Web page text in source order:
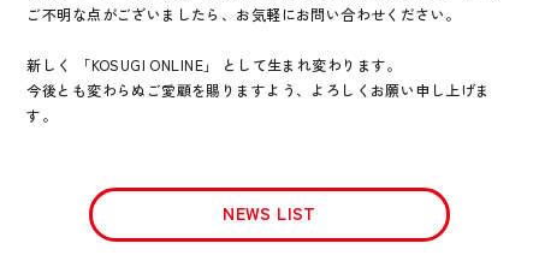
ご不明な点がございましたら、お気軽にお問い合わせください。
新しく 「KOSUGI ONLINE」 として生まれ変わります。
今後とも変わらぬご愛顧を賜りますよう、よろしくお願い申し上げま
す。
NEWS LIST